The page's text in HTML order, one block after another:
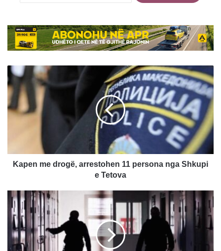
Kapen
me
drogë,
arrestohen
11
e
Tetova
Kapen me drogë, arrestohen 11 persona nga Shkupi
e Tetova
Institucionet
korrektuese
furnizohen
me
dyshekë,
batanije